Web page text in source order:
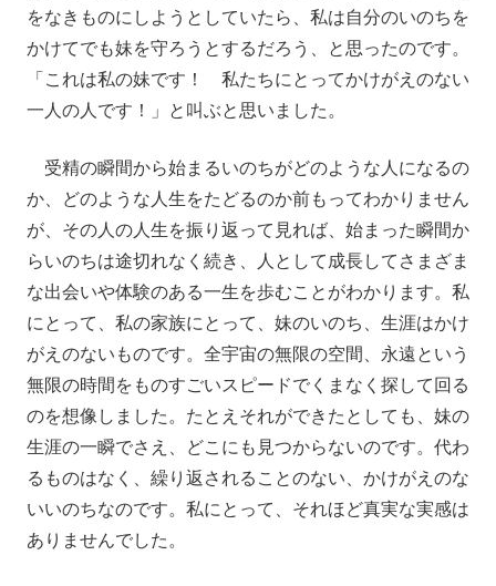
をなきものにしようとしていたら、私は自分のいのちを
かけてでも妹を守ろうとするだろう、と思ったのです。
「これは私の妹です！ 私たちにとってかけがえのない
一人の人です！」と叫ぶと思いました。
受精の瞬間から始まるいのちがどのような人になるの
か、どのような人生をたどるのか前もってわかりません
が、その人の人生を振り返って見れば、始まった瞬間か
らいのちは途切れなく続き、人として成長してさまざま
な出会いや体験のある一生を歩むことがわかります。私
にとって、私の家族にとって、妹のいのち、生涯はかけ
がえのないものです。全宇宙の無限の空間、永遠という
無限の時間をものすごいスピードでくまなく探して回る
のを想像しました。たとえそれができたとしても、妹の
生涯の一瞬でさえ、どこにも見つからないのです。代わ
るものはなく、繰り返されることのない、かけがえのな
いいのちなのです。私にとって、それほど真実な実感は
ありませんでした。